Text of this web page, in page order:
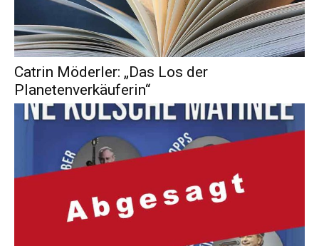
Catrin Möderler: „Das Los der
Planetenverkäuferin“